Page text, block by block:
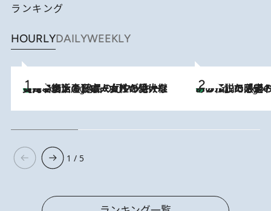
ランキング
HOURLYDAILYWEEKLY
3 Hours Ago
【ハワイ土産】ローカルの絶大な支持で復活！ 絶品の幻クッキー《元ファンの日本人女性が受け継いだ名店》 3 Hours Ago
あの伝説の限定トートも！ リニューアルした「ディーン
1 / 5